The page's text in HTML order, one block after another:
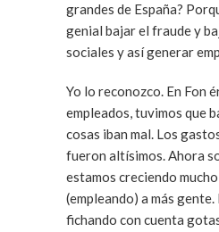
grandes de España?
genial bajar el fraude y
sociales y así generar
Yo lo reconozco. En Fon éramos 100
empleados, tuvimos que
cosas iban mal. Los gastos de despidos
fueron altísimos. Ahora somos rentables y
estamos creciendo
(empleando) a más gente. Pero estamos
fichando con cuenta